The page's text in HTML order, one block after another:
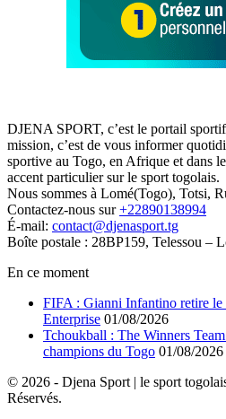
DJENA SPORT, c’est le portail
mission, c’est de vous informer
sportive au Togo, en Afrique et dans
accent particulier sur le sport togolais.
Nous sommes à Lomé(Togo), Totsi,
Contactez-nous sur+22890138994
É-mail: contact@djenasport.tg
Boîte postale : 28BP159, Telessou –
En ce moment
FIFA : Gianni Infantino retire
Enterprise 01/08/2026
Tchoukball : The Winners
champions du Togo 01/08/2026
© 2026 - Djena Sport | le sport
Réservés.